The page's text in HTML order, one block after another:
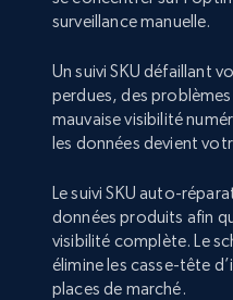
surveillance manuelle.
Un suivi SKU défaillant
perdues, des
mauvaise visibilité
les données devient
Le suivi SKU auto-
données produits afin
visibilité complète. Le
élimine les casse-tête
places de marché.